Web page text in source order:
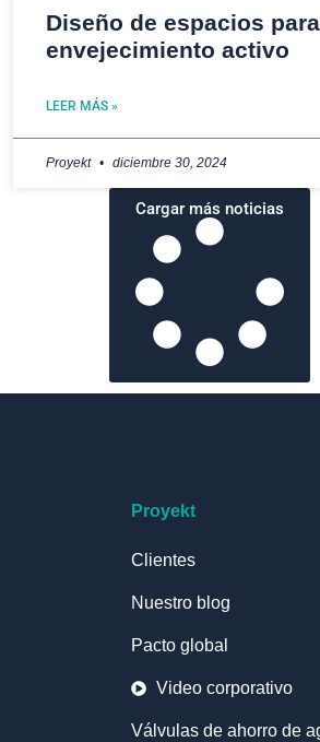
Diseño de espacios
envejecimiento activo
LEER MÁS »
Proyekt diciembre 30, 2024
Cargar más noticias
Proyekt
Clientes
Nuestro blog
Pacto global
Video corporativo
Válvulas de ahorro de